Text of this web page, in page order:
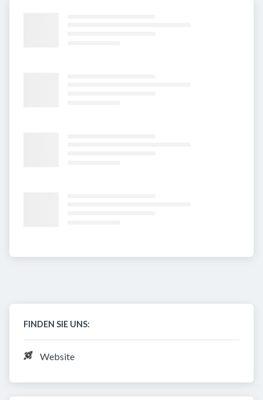
FINDEN SIE UNS:
Website